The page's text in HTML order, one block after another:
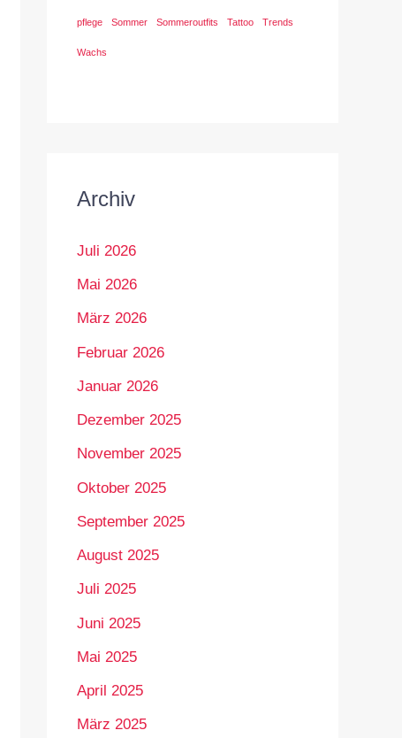
pflege Sommer Sommeroutfits Tattoo Trends
Wachs
Archiv
Juli 2026
Mai 2026
März 2026
Februar 2026
Januar 2026
Dezember 2025
November 2025
Oktober 2025
September 2025
August 2025
Juli 2025
Juni 2025
Mai 2025
April 2025
März 2025